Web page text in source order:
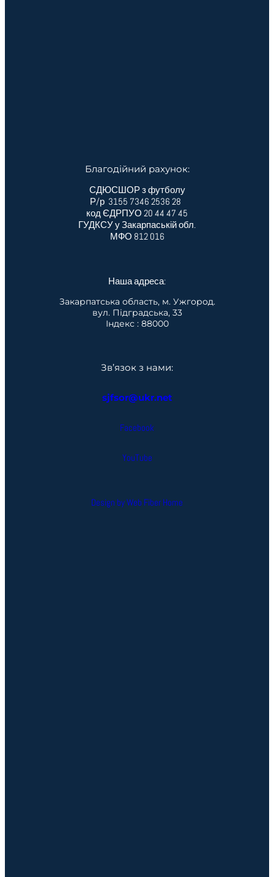
Благодійний рахунок:
СДЮСШОР з футболу
Р/р 3155 7346 2536 28
код ЄДРПУО 20 44 47 45
ГУДКСУ у Закарпаській обл.
МФО 812 016
Наша адреса:
Закарпатська область, м. Ужгород.
вул. Підградська, 33
Індекс : 88000
Зв’язок з нами:
sjfsor@ukr.net
Facebook
YouTube
Design by Web Fiber Home